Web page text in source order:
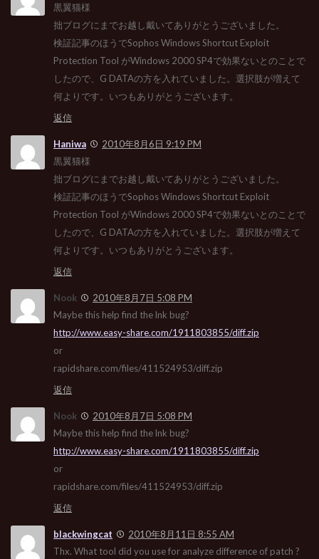
黒翼猫様
拙ブログにまでお越し戴いてありがとうございました。
検証記事のほうでSophos Windows Shortcut Exploit
Protection Tool がWindows 2000 SP4で効果ないとのことで
したので、G DATAの方を入れていました。選択肢が増えて
何よりです。いつもありがとうございます。
返信
Haniwa
2010年8月6日 9:19 PM
黒翼猫様
拙ブログにまでお越し戴いてありがとうございました。
検証記事のほうでSophos Windows Shortcut Exploit
Protection Tool がWindows 2000 SP4で効果ないとのことで
したので、G DATAの方を入れていました。選択肢が増えて
何よりです。いつもありがとうございます。
返信
Nook
2010年8月7日 5:08 PM
Maybe this help find the lnk bug?
http://www.easy-share.com/1911803855/diff.zip
or
rapidshare.com/files/411524953/diff.zip
返信
Nook
2010年8月7日 5:08 PM
Maybe this help find the lnk bug?
http://www.easy-share.com/1911803855/diff.zip
or
rapidshare.com/files/411524953/diff.zip
返信
blackwingcat
2010年8月11日 8:55 AM
Thx. What tool did you use for analyze difference of patch ?